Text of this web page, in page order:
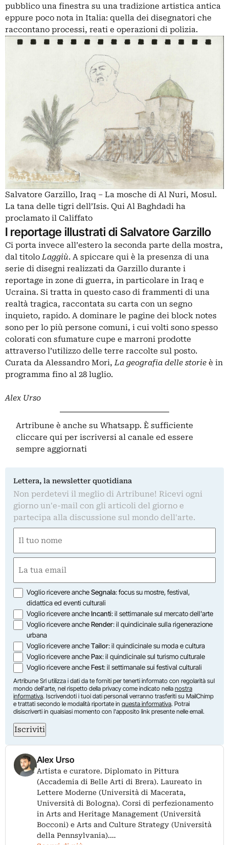
pubblico una finestra su una tradizione artistica antica
eppure poco nota in Italia: quella dei disegnatori che
raccontano processi, reati e operazioni di polizia.
Salvatore Garzillo, Iraq – La mosche di Al Nuri, Mosul.
La tana delle tigri dell’Isis. Qui Al Baghdadi ha
proclamato il Califfato
I reportage illustrati di Salvatore Garzillo
Ci porta invece all’estero la seconda parte della mostra,
dal titoloLaggiù. A spiccare qui è la presenza di una
serie di disegni realizzati da Garzillo durante i
reportage in zone di guerra, in particolare in Iraq e
Ucraina. Si tratta in questo caso di frammenti di una
realtà tragica, raccontata su carta con un segno
inquieto, rapido. A dominare le pagine dei block notes
sono per lo più persone comuni, i cui volti sono spesso
colorati con sfumature cupe e marroni prodotte
attraverso l’utilizzo delle terre raccolte sul posto.
Curata da Alessandro Mori,La geografia delle storie è in
programma fino al 28 luglio.
Alex Urso
Artribune è anche su Whatsapp. È sufficiente
cliccare qui per iscriversi al canale ed essere
sempre aggiornati
Lettera, la newsletter quotidiana
Non perdetevi il meglio di Artribune! Ricevi ogni
giorno un'e-mail con gli articoli del giorno e
partecipa alla discussione sul mondo dell'arte.
(Required)
(Required)
Opzioni
Voglio ricevere ancheSegnala: focus su mostre, festival,
didattica ed eventi culturali
Voglio ricevere ancheIncanti: il settimanale sul mercato dell'arte
Voglio ricevere ancheRender: il quindicinale sulla rigenerazione
urbana
Voglio ricevere ancheTailor: il quindicinale su moda e cultura
Voglio ricevere anchePax: il quindicinale sul turismo culturale
Voglio ricevere ancheFest: il settimanale sui festival culturali
Artribune Srl utilizza i dati da te forniti per tenerti informato con regolarità sul
mondo dell'arte, nel rispetto della privacy come indicato nella nostra
informativa. Iscrivendoti i tuoi dati personali verranno trasferiti su MailChimp
e trattati secondo le modalità riportate in questa informativa. Potrai
disiscriverti in qualsiasi momento con l'apposito link presente nelle email.
Iscriviti
Alex Urso
Artista e curatore. Diplomato in Pittura
(Accademia di Belle Arti di Brera). Laureato in
Lettere Moderne (Università di Macerata,
Università di Bologna). Corsi di perfezionamento
in Arts and Heritage Management (Università
Bocconi) e Arts and Culture Strategy (Università
della Pennsylvania).…